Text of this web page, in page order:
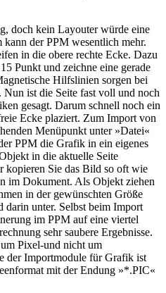
doch kein Layouter würde eine
kann der PPM wesentlich mehr.
in die obere rechte Ecke. Dazu
Punkt und zeichne eine gerade
Hilfslinien sorgen bei
ist die Seite fast voll und noch
gesagt. Darum schnell noch ein
Ecke plaziert. Zum Import von
Menüpunkt unter »Datei«
PPM die Grafik in ein eigenes
in die aktuelle Seite
kopieren Sie das Bild so oft wie
im Dokument. Als Objekt ziehen
in der gewünschten Größe
unter. Selbst beim Import
im PPM auf eine viertel
sehr saubere Ergebnisse.
Pixel-und nicht um
der Importmodule für Grafik ist
mit der Endung »*.PIC«